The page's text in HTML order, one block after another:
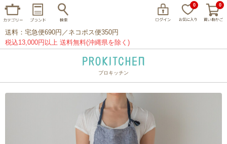
0 0
ウェック フライパン
グラス カトラリー
プロキッチンオリジナル 山田工業所
送料：宅急便690円／ネコポス便350円
税込13,000円以上 送料無料(沖縄県を除く)
プロキッチン